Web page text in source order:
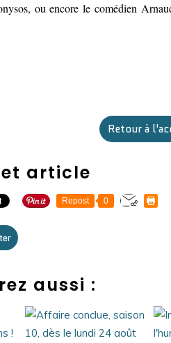
ou encore le comédien
Retour à
article
Repost 0
aussi :